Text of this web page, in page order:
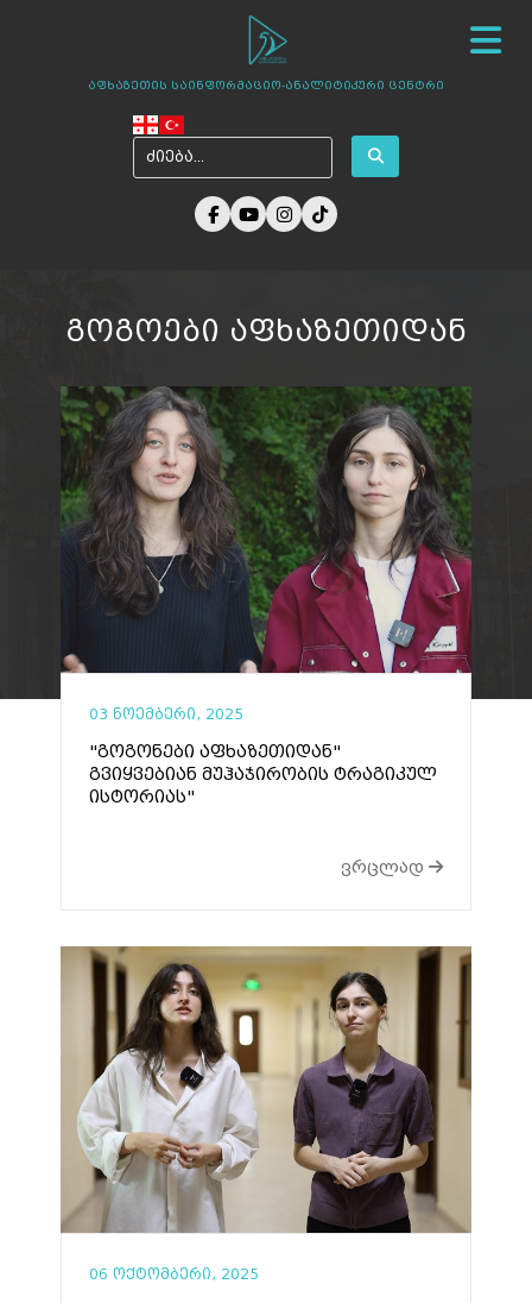
აფხაზეთის საინფორმაციო-ანალიტიკური ცენტრი
სიახლეები
ჩვენ შესახებ
ცენტრის პროექტები
გოგოები აფხაზეთიდან
03 ნოემბერი, 2025
"გოგონები აფხაზეთიდან"
გვიყვებიან მუჰაჯირობის ტრაგიკულ
ისტორიას"
ვრცლად
06 ოქტომბერი, 2025